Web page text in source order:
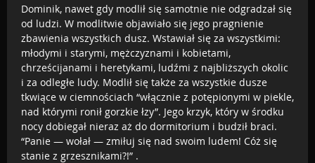
Dominik, nawet gdy modlił się samotnie nie odgradzał się
od ludzi. W modlitwie objawiało się jego pragnienie
zbawienia wszystkich dusz. Wstawiał się za wszystkimi:
młodymi i starymi, mężczyznami i kobietami,
chrześcijanami i heretykami, ludźmi z najbliższych okolic
i za odległe ludy. Modlił się także za wszystkie dusze
tkwiące w ciemnościach “włącznie z potępionymi w piekle,
nad którymi ronił gorzkie łzy”. Jego krzyk, który w środku
nocy dobiegał nieraz aż do dormitorium i budził braci.
“Panie — wołał — zmiłuj się nad swoim ludem! Cóż się
stanie z grzesznikami?!” .